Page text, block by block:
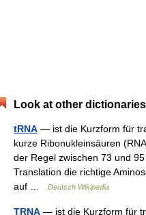
Look at other
tRNA — ist die Kurzform für
kurze Ribonukleinsäuren
der Regel zwischen 73 und
Translation die richtige
auf …
Deutsch Wikipedia
TRNA — ist die Kurzform für